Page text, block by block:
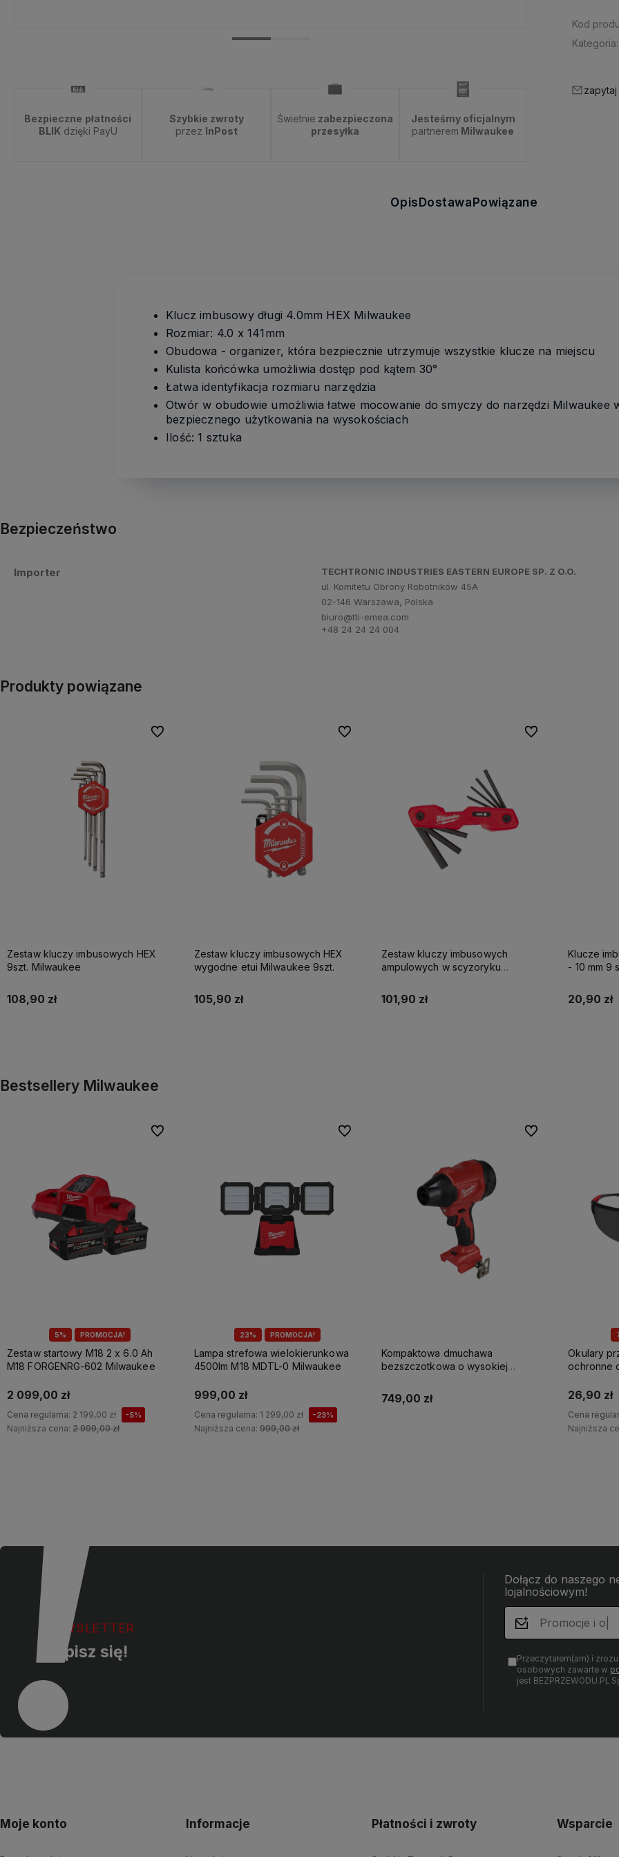
Bezpieczne płatności
BLIK dzięki PayU
Szybkie zwroty
przez InPost
Świetnie zabezpieczona
przesyłka
Jesteśmy oficjalnym
partnerem Milwaukee
Kod
Kategoria:
OpisDostawaPowiązane
Klucz imbusowy długi 4.0mm HEX Milwaukee
Rozmiar: 4.0 x 141mm
Obudowa - organizer, która bezpiecznie utrzymuje wszystkie klucze na miejscu
Kulista końcówka umożliwia dostęp pod kątem 30°
Łatwa identyfikacja rozmiaru narzędzia
Otwór w obudowie umożliwia łatwe mocowanie do smyczy do narzędzi Milwaukee
bezpiecznego użytkowania na wysokościach
Ilość: 1 sztuka
Bezpieczeństwo
Importer
TECHTRONIC INDUSTRIES EASTERN EUROPE SP. Z O.O.
ul. Komitetu Obrony Robotników 45A
02-146 Warszawa, Polska
biuro@tti-emea.com
+48 24 24 24 004
Produkty powiązane
Zestaw kluczy imbusowych HEX
9szt. Milwaukee
108,90 zł
Do ulubionych
Zestaw kluczy imbusowych HEX
wygodne etui Milwaukee 9szt.
105,90 zł
Do ulubionych
Zestaw kluczy imbusowych
ampulowych w scyzoryku
101,90 zł
Do ulubionych
Klucze
- 10 mm 9
20,90 zł
Bestsellery Milwaukee
5% PROMOCJA!
Zestaw startowy M18 2 x 6.0 Ah
M18 FORGENRG-602 Milwaukee
2 099,00 zł
Cena regularna: 2 199,00 zł -5%
Najniższa cena: 2 999,00 zł
Do ulubionych
23% PROMOCJA!
Lampa strefowa wielokierunkowa
4500lm M18 MDTL-0 Milwaukee
999,00 zł
Cena regularna: 1 299,00 zł -23%
Najniższa cena: 999,00 zł
Do ulubionych
Kompaktowa dmuchawa
bezszczotkowa o wysokiej
749,00 zł
Do ulubionych
Okulary
ochronne
26,90 zł
Cena
Najniższa
NEWSLETTER
Zapisz się!
Dołącz do naszego
lojalnościowym!
Przeczytałem(am) i
osobowych zawarte w
jest BEZPRZEWODU.PL
Moje konto Informacje Płatności i zwroty Wsparcie